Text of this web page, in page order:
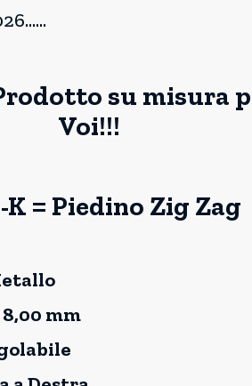
su misura
Voi!!!
K = Piedino Zig Zag
mm